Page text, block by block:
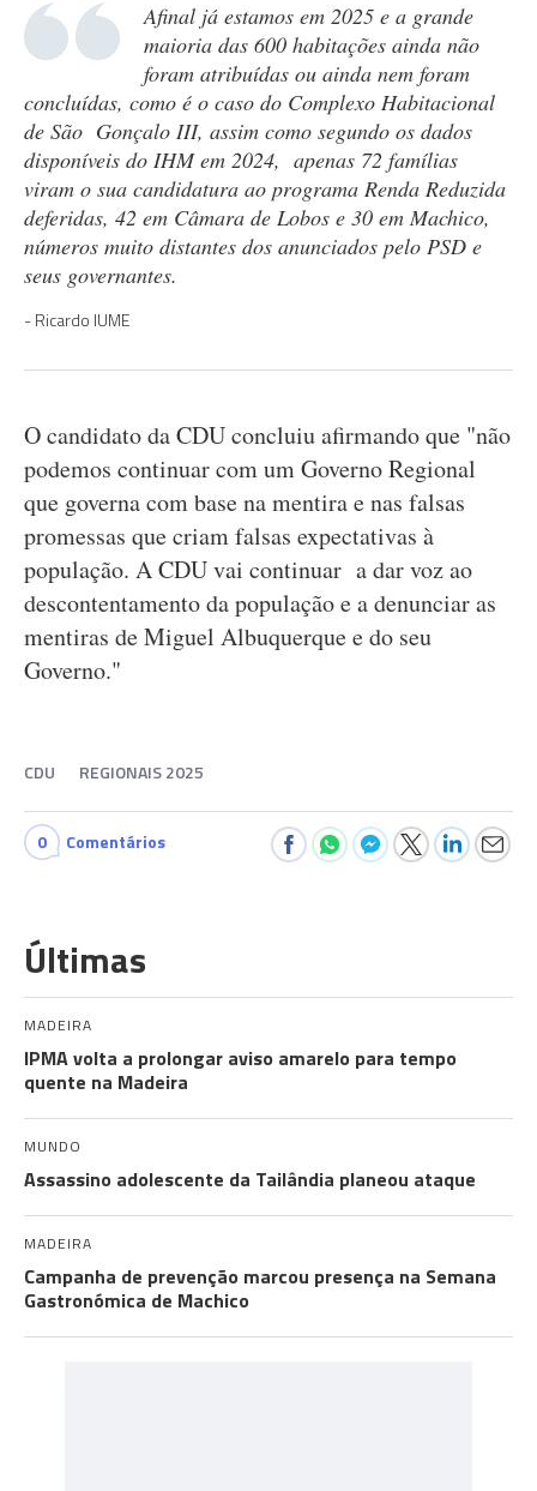
Afinal já estamos em 2025 e a grande
maioria das 600 habitações ainda não
foram atribuídas ou ainda nem foram
concluídas, como é o caso do Complexo Habitacional
de São Gonçalo III, assim como segundo os dados
disponíveis do IHM em 2024, apenas 72 famílias
viram o sua candidatura ao programa Renda Reduzida
deferidas, 42 em Câmara de Lobos e 30 em Machico,
números muito distantes dos anunciados pelo PSD e
seus governantes.
Ricardo lUME
O candidato da CDU concluiu afirmando que "não
podemos continuar com um Governo Regional
que governa com base na mentira e nas falsas
promessas que criam falsas expectativas à
população. A CDU vai continuar a dar voz ao
descontentamento da população e a denunciar as
mentiras de Miguel Albuquerque e do seu
Governo."
CDU REGIONAIS 2025
0 Comentários
Últimas
MADEIRA
IPMA volta a prolongar aviso amarelo para tempo
quente na Madeira
MUNDO
Assassino adolescente da Tailândia planeou ataque
MADEIRA
Campanha de prevenção marcou presença na Semana
Gastronómica de Machico